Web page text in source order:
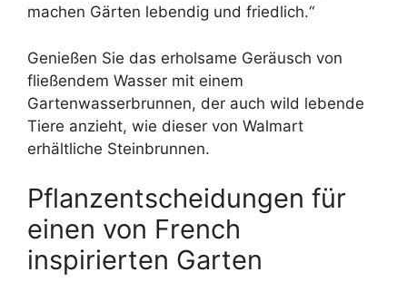
machen Gärten lebendig und friedlich.“
Genießen Sie das erholsame Geräusch von
fließendem Wasser mit einem
Gartenwasserbrunnen, der auch wild lebende
Tiere anzieht, wie dieser von Walmart
erhältliche Steinbrunnen.
Pflanzentscheidungen für
einen von French
inspirierten Garten